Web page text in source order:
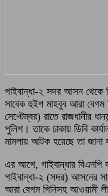
গাইবান্ধা-২ সদর আসন থেকে
সাবেক হুইপ মাহবুব আরা বেগম
সেপ্টেম্বর) রাতে রাজধানীর
পুলিশ। তাকে ঢাকায় ডিবি
মামলায় আটক হয়েছে তা জানা
এর আগে, গাইবান্ধার বিএনপি
গাইবান্ধা-২ (সদর) আসনের
আরা বেগম গিনিসহ আওয়ামী